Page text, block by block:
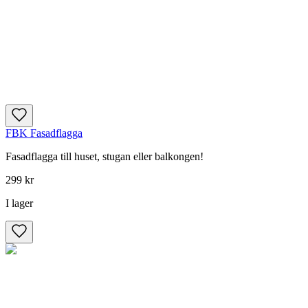
FBK Fasadflagga
Fasadflagga till huset, stugan eller balkongen!
299 kr
I lager